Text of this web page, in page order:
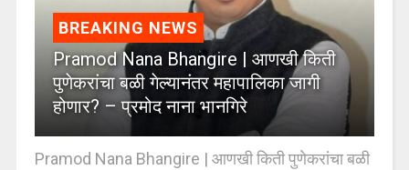
BREAKING NEWS
Pramod Nana Bhangire | आणखी किती
पुणेकरांचा बळी गेल्यानंतर महापालिका जागी
होणार? – प्रमोद नाना भानगिरे
Pramod Nana Bhangire | आणखी किती पुणेकरांचा बळी